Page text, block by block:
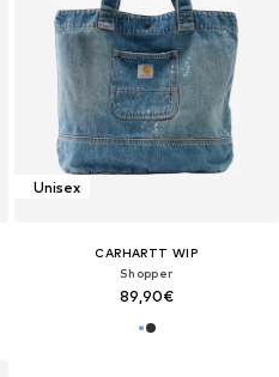
Unisex
CARHARTT WIP
Shopper
89,90€